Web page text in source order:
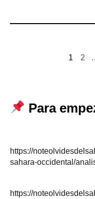
1 2
Para
https://
sahara-occidental/
https://